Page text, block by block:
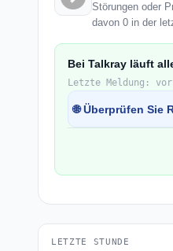
Störungen oder
davon 0 in der
Bei Talkray läuft
Letzte Meldung:
🌐 Überprüfen Sie
LETZTE STUNDE